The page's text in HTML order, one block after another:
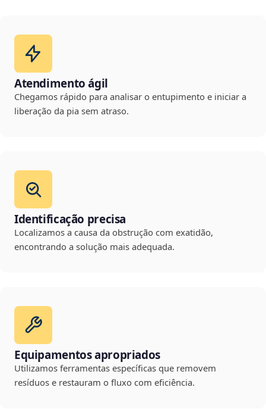
Atendimento ágil
Chegamos rápido para analisar o entupimento e iniciar a
liberação da pia sem atraso.
Identificação precisa
Localizamos a causa da obstrução com exatidão,
encontrando a solução mais adequada.
Equipamentos apropriados
Utilizamos ferramentas específicas que removem
resíduos e restauram o fluxo com eficiência.